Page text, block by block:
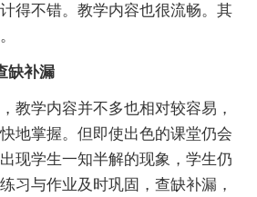
得不错。教学内容也很流畅。其
缺补漏
学内容并不多也相对较容易，
地掌握。但即使出色的课堂仍会
现学生一知半解的现象，学生仍
习与作业及时巩固，查缺补漏，